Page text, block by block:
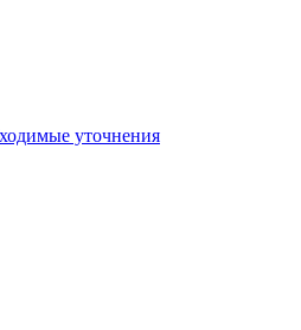
уточнения